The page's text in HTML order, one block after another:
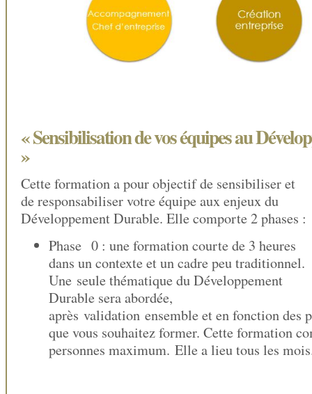
« Sensibilisation de vos équipes au
»
Cette formation a pour objectif de sensibiliser et
de responsabiliser votre équipe aux enjeux du
Développement Durable. Elle comporte 2 phases :
Phase 0 : une formation courte de 3 heures
dans un contexte et un cadre peu traditionnel.
Une seule thématique du Développement
Durable sera abordée,
après validation ensemble et en fonction des
que vous souhaitez former. Cette formation
personnes maximum. Elle a lieu tous les